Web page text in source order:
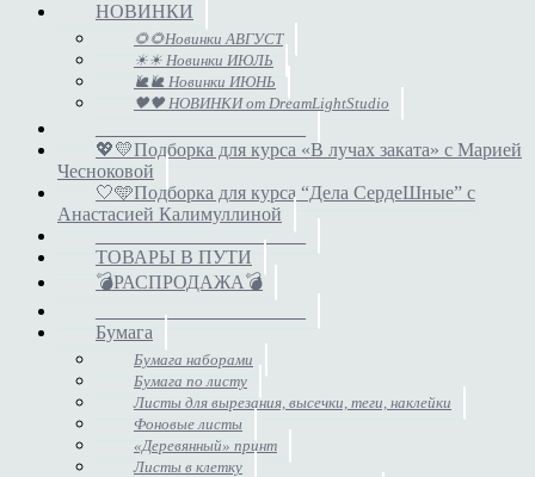
НОВИНКИ
🌻🌻Новинки АВГУСТ
☀☀ Новинки ИЮЛЬ
🐌🐌 Новинки ИЮНЬ
🖤🖤 НОВИНКИ от DreamLightStudio
💖💛Подборка для курса «В лучах заката» с Марией
Чесноковой
🤍🩵Подборка для курса “Дела СердеШные” с
Анастасией Калимуллиной
______________________
ТОВАРЫ В ПУТИ
💣РАСПРОДАЖА💣
______________________
Бумага
Бумага наборами
Бумага по листу
Листы для вырезания, высечки, теги, наклейки
Фоновые листы
«Деревянный» принт
Листы в клетку